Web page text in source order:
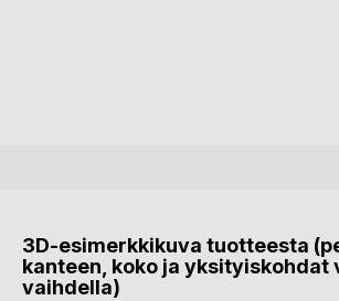
3D-esimerkkikuva tuotteesta
kanteen, koko ja yksityiskohdat
vaihdella)